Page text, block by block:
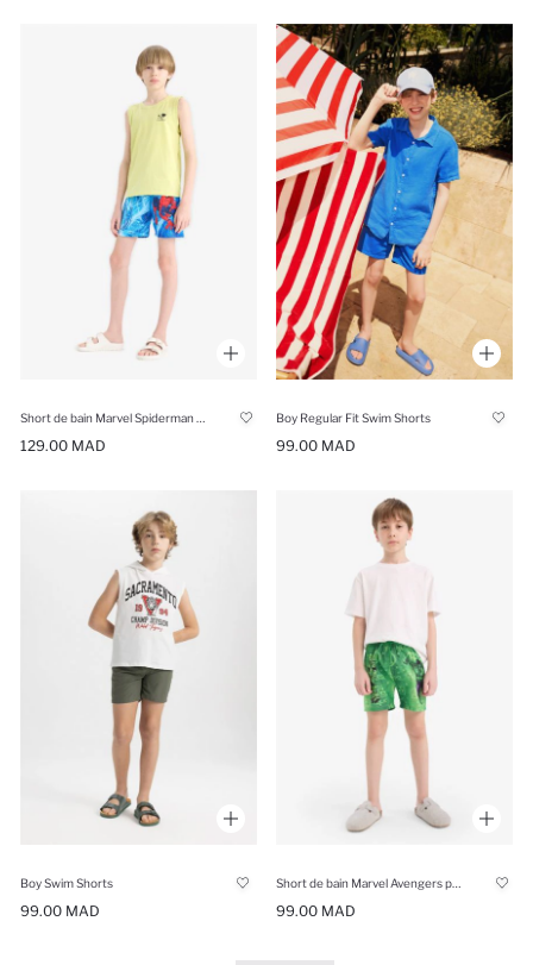
129.00 MAD
Boy Regular Fit Swim Shorts
99.00 MAD
Boy Swim Shorts
99.00 MAD 99.00 MAD